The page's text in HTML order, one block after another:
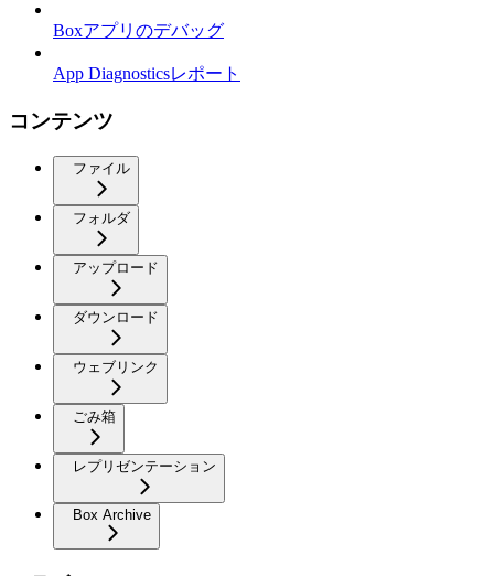
Boxアプリのデバッグ
App Diagnosticsレポート
コンテンツ
ファイル
フォルダ
アップロード
ダウンロード
ウェブリンク
ごみ箱
レプリゼンテーション
Box Archive